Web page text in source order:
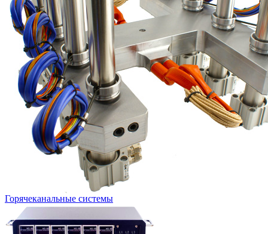
Горячеканальные системы